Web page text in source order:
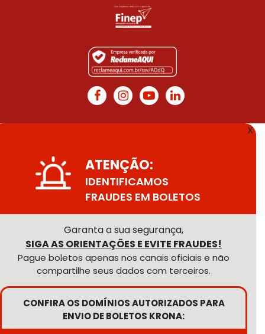
X
ATENÇÃO:
IDENTIFICAMOS
FRAUDES EM BOLETOS
Garanta a sua segurança,
SIGA AS ORIENTAÇÕES E EVITE FRAUDES!
Pague boletos apenas nos canais oficiais e não
compartilhe seus dados com terceiros.
CONFIRA OS DOMÍNIOS AUTORIZADOS PARA
ENVIO DE BOLETOS KRONA: